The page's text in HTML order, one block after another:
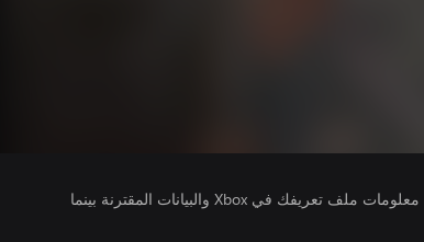
يتلقى ناشرو الألعاب التي تقوم بتشغيلها وصولاً إلى معلومات ملف تعريفك في Xbox والبيانات المقترنة بينما